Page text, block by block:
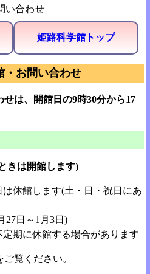
い合わせ
姫路科学館トップ
・お問い合わせ
は、開館日の9時30分から17
きは開館します)
休館します(土・日・祝日にあ
27日～1月3日)
期に休館する場合があります
ご覧ください。